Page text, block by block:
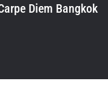
Diem Bangkok